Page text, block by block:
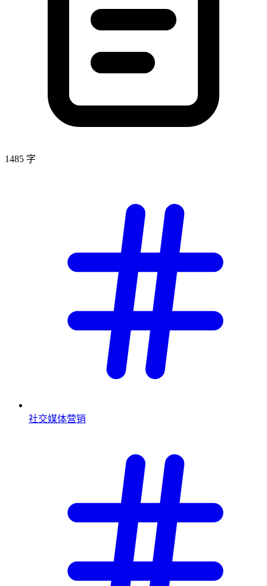
1485 字
社交媒体营销